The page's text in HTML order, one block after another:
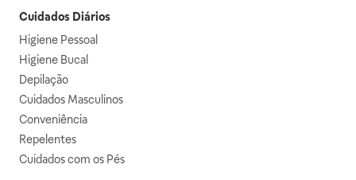
Cuidados Diários
Higiene Pessoal
Higiene Bucal
Depilação
Cuidados Masculinos
Conveniência
Repelentes
Cuidados com os Pés